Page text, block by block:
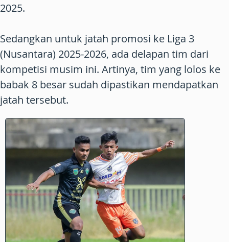
2025.
Sedangkan untuk jatah promosi ke Liga 3
(Nusantara) 2025-2026, ada delapan tim dari
kompetisi musim ini. Artinya, tim yang lolos ke
babak 8 besar sudah dipastikan mendapatkan
jatah tersebut.